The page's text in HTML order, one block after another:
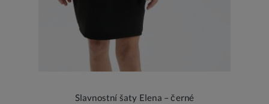
Slavnostní šaty Elena – černé